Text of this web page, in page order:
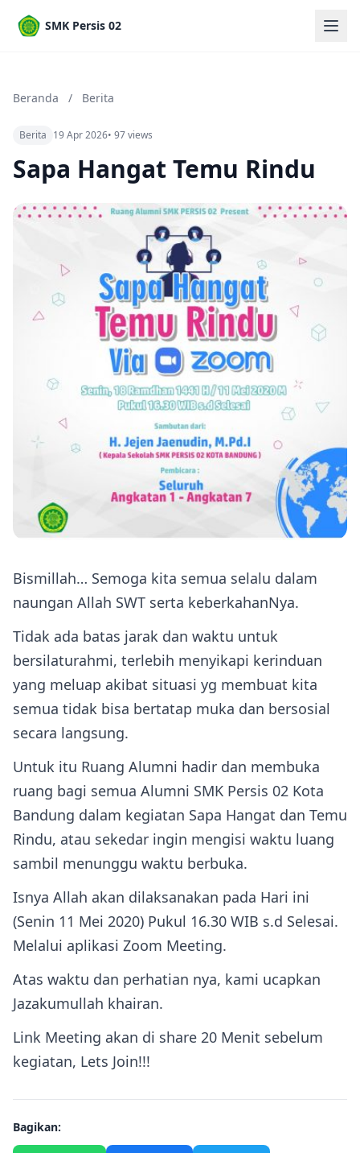
SMK Persis 02
Beranda / Berita
Berita 19 Apr 2026• 97 views
Sapa Hangat Temu Rindu
Bismillah… Semoga kita semua selalu dalam
naungan Allah SWT serta keberkahanNya.
Tidak ada batas jarak dan waktu untuk
bersilaturahmi, terlebih menyikapi kerinduan
yang meluap akibat situasi yg membuat kita
semua tidak bisa bertatap muka dan bersosial
secara langsung.
Untuk itu Ruang Alumni hadir dan membuka
ruang bagi semua Alumni SMK Persis 02 Kota
Bandung dalam kegiatan Sapa Hangat dan Temu
Rindu, atau sekedar ingin mengisi waktu luang
sambil menunggu waktu berbuka.
Isnya Allah akan dilaksanakan pada Hari ini
(Senin 11 Mei 2020) Pukul 16.30 WIB s.d Selesai.
Melalui aplikasi Zoom Meeting.
Atas waktu dan perhatian nya, kami ucapkan
Jazakumullah khairan.
Link Meeting akan di share 20 Menit sebelum
kegiatan, Lets Join!!!
Bagikan: